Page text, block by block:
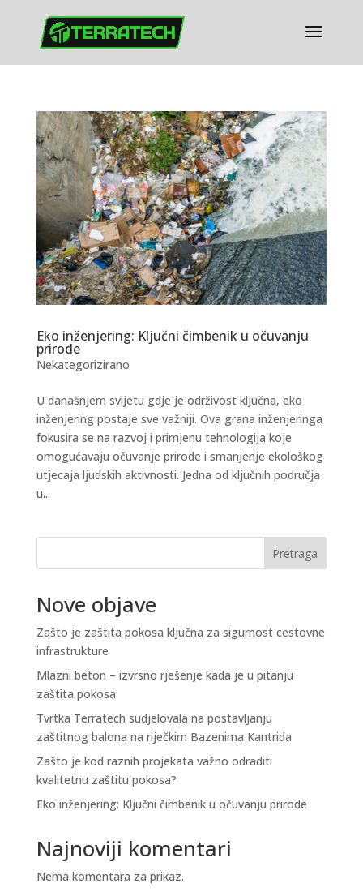
Eko inženjering: Ključni čimbenik u očuvanju
prirode
Nekategorizirano
U današnjem svijetu gdje je održivost ključna, eko
inženjering postaje sve važniji. Ova grana inženjeringa
fokusira se na razvoj i primjenu tehnologija koje
omogućavaju očuvanje prirode i smanjenje ekološkog
utjecaja ljudskih aktivnosti. Jedna od ključnih područja
u...
Pretraga
Nove objave
Zašto je zaštita pokosa ključna za sigurnost cestovne
infrastrukture
Mlazni beton – izvrsno rješenje kada je u pitanju
zaštita pokosa
Tvrtka Terratech sudjelovala na postavljanju
zaštitnog balona na riječkim Bazenima Kantrida
Zašto je kod raznih projekata važno odraditi
kvalitetnu zaštitu pokosa?
Eko inženjering: Ključni čimbenik u očuvanju prirode
Najnoviji komentari
Nema komentara za prikaz.